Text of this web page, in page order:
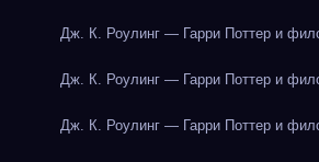
Дж. К. Роулинг — Гарри Поттер и
Дж. К. Роулинг — Гарри Поттер и
Дж. К. Роулинг — Гарри Поттер и